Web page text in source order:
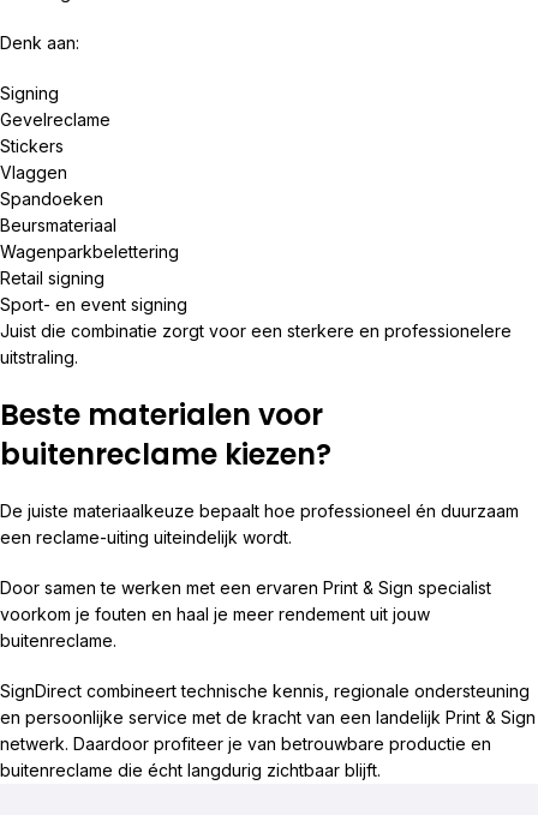
Denk aan:
Signing
Gevelreclame
Stickers
Vlaggen
Spandoeken
Beursmateriaal
Wagenparkbelettering
Retail signing
Sport- en event signing
Juist die combinatie zorgt voor een sterkere en professionelere
uitstraling.
Beste materialen voor
buitenreclame kiezen?
De juiste materiaalkeuze bepaalt hoe professioneel én duurzaam
een reclame-uiting uiteindelijk wordt.
Door samen te werken met een ervaren Print & Sign specialist
voorkom je fouten en haal je meer rendement uit jouw
buitenreclame.
SignDirect combineert technische kennis, regionale ondersteuning
en persoonlijke service met de kracht van een landelijk Print & Sign
netwerk. Daardoor profiteer je van betrouwbare productie en
buitenreclame die écht langdurig zichtbaar blijft.